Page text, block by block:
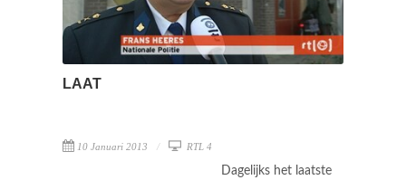
LAAT
10 Januari 2013 RTL 4
Dagelijks het laatste